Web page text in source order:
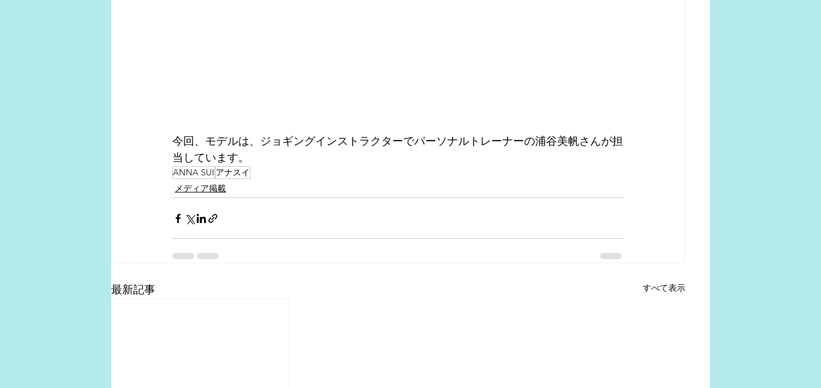
今回、モデルは、ジョギングインストラクターでパーソナルトレーナーの浦谷美帆さんが担
当しています。
ANNA SUI アナスイ
メディア掲載
最新記事 すべて表示